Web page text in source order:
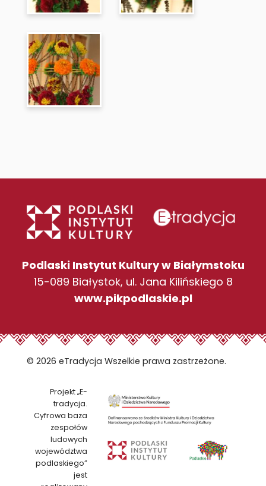
Podlaski Instytut Kultury w Białymstoku
15-089 Białystok, ul. Jana Kilińskiego 8
www.pikpodlaskie.pl
© 2026 eTradycja Wszelkie prawa zastrzeżone.
Projekt „E-
tradycja.
Cyfrowa baza
zespołów
ludowych
województwa
podlaskiego”
jest